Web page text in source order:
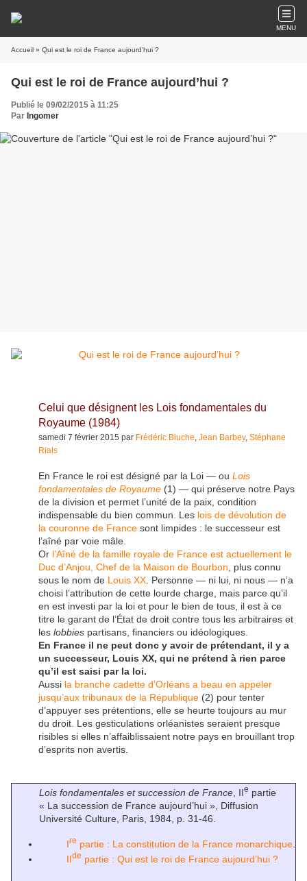
MENU
Accueil » Qui est le roi de France aujourd’hui ?
Qui est le roi de France aujourd’hui ?
Publié le 09/02/2015 à 11:25
Par Ingomer
Celui que désignent les Lois fondamentales du
Royaume (1984)
samedi 7 février 2015 par Frédéric Bluche, Jean Barbey, Stéphane
Rials
En France le roi est désigné par la Loi — ou Lois
fondamentales de Royaume (1) — qui préserve notre Pays
de la division et permet l’unité de la paix, condition
indispensable du bien commun. Les lois de dévolution de
la couronne de France sont limpides : le successeur est
l’aîné par voie mâle.
Or l’Aîné de la famille royale de France est actuellement le
Duc d’Anjou, Chef de la Maison de Bourbon , plus connu
sous le nom de Louis XX . Personne — ni lui, ni nous — n’a
choisi l’attribution de cette lourde charge, mais parce qu’il
en est investi par la loi et pour le bien de tous, il est à ce
titre le garant de l’État de droit contre tous les arbitraires et
les lobbies partisans, financiers ou idéologiques.
En France il ne peut donc y avoir de prétendant, il y a
un successeur, Louis XX, qui ne prétend à rien parce
qu’il est saisi par la loi.
Aussi la branche cadette d’Orléans a beau en appeler
jusqu’aux tribunaux de la République (2) pour tenter
d’appuyer ses prétentions, elle se heurte toujours au mur
du droit. Les gesticulations orléanistes seraient presque
risibles si elles n’affaiblissaient notre pays en brouillant trop
d’esprits non avertis.
Lois fondamentales et succession de France , IIe partie
« La succession de France aujourd’hui », Diffusion
Université Culture, Paris, 1984, p. 31-46.
Ire partie : La constitution de la France monarchique
IIde partie : Qui est le roi de France aujourd’hui ?